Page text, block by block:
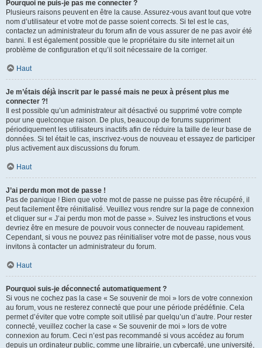
Pourquoi ne puis-je pas me connecter ?
Plusieurs raisons peuvent en être la cause. Assurez-vous avant tout que votre
nom d’utilisateur et votre mot de passe soient corrects. Si tel est le cas,
contactez un administrateur du forum afin de vous assurer de ne pas avoir été
banni. Il est également possible que le propriétaire du site internet ait un
problème de configuration et qu’il soit nécessaire de la corriger.
Haut
Je m’étais déjà inscrit par le passé mais ne peux à présent plus me
connecter ?!
Il est possible qu’un administrateur ait désactivé ou supprimé votre compte
pour une quelconque raison. De plus, beaucoup de forums suppriment
périodiquement les utilisateurs inactifs afin de réduire la taille de leur base de
données. Si tel était le cas, inscrivez-vous de nouveau et essayez de participer
plus activement aux discussions du forum.
Haut
J’ai perdu mon mot de passe !
Pas de panique ! Bien que votre mot de passe ne puisse pas être récupéré, il
peut facilement être réinitialisé. Veuillez vous rendre sur la page de connexion
et cliquer sur « J’ai perdu mon mot de passe ». Suivez les instructions et vous
devriez être en mesure de pouvoir vous connecter de nouveau rapidement.
Cependant, si vous ne pouvez pas réinitialiser votre mot de passe, nous vous
invitons à contacter un administrateur du forum.
Haut
Pourquoi suis-je déconnecté automatiquement ?
Si vous ne cochez pas la case « Se souvenir de moi » lors de votre connexion
au forum, vous ne resterez connecté que pour une période prédéfinie. Cela
permet d’éviter que votre compte soit utilisé par quelqu’un d’autre. Pour rester
connecté, veuillez cocher la case « Se souvenir de moi » lors de votre
connexion au forum. Ceci n’est pas recommandé si vous accédez au forum
depuis un ordinateur public, comme une librairie, un cybercafé, une université,